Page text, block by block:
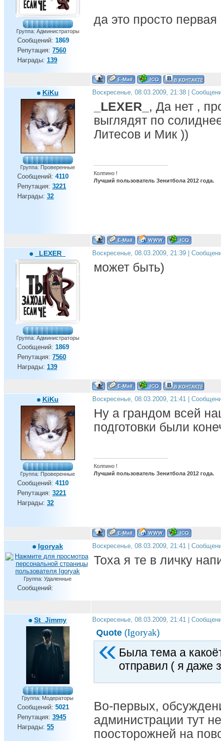
Группа: Администраторы
Сообщений: 1869
Репутация: 7560
Награды: 139
да это просто первая
KiKu
Группа: Проверенные
Сообщений: 4110
Репутация: 3221
Награды: 32
Воскресенье, 08.03.2009, 21:38 |
_LEXER_ , Да нет ,
выглядят по
Литесов и Мик ))
Колпино !
Лучший пользователь Зенитбола 2012 года.
_LEXER_
Группа: Администраторы
Сообщений: 1869
Репутация: 7560
Награды: 139
Воскресенье, 08.03.2009, 21:39 |
может быть)
KiKu
Группа: Проверенные
Сообщений: 4110
Репутация: 3221
Награды: 32
Воскресенье, 08.03.2009, 21:41 |
Ну а грандом всей
подготовки были
Колпино !
Лучший пользователь Зенитбола 2012 года.
Igoryak
Группа: Удаленные
Сообщений:
Воскресенье, 08.03.2009, 21:41 |
Тоха я те в личку
St_Jimmy
Группа: Модераторы
Сообщений: 5021
Репутация: 3945
Награды: 55
Воскресенье, 08.03.2009, 21:41 |
Quote (Igoryak)
Была тема а
отправил ( я даже
Во-первых,
администрации тут
поосторожней на